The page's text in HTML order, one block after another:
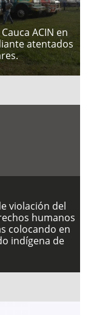
ACIN en
atentados
violación del
humanos
colocando en
indígena de